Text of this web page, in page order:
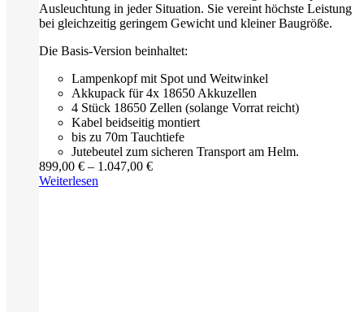
Ausleuchtung in jeder Situation. Sie vereint höchste Leistung
bei gleichzeitig geringem Gewicht und kleiner Baugröße.
Die Basis-Version beinhaltet:
Lampenkopf mit Spot und Weitwinkel
Akkupack für 4x 18650 Akkuzellen
4 Stück 18650 Zellen (solange Vorrat reicht)
Kabel beidseitig montiert
bis zu 70m Tauchtiefe
Jutebeutel zum sicheren Transport am Helm.
899,00 € – 1.047,00 €Preisspanne:
Weiterlesen